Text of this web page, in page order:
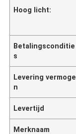
Hoog licht:
Betalingsconditie
s
Levering vermoge
n
Levertijd
Merknaam